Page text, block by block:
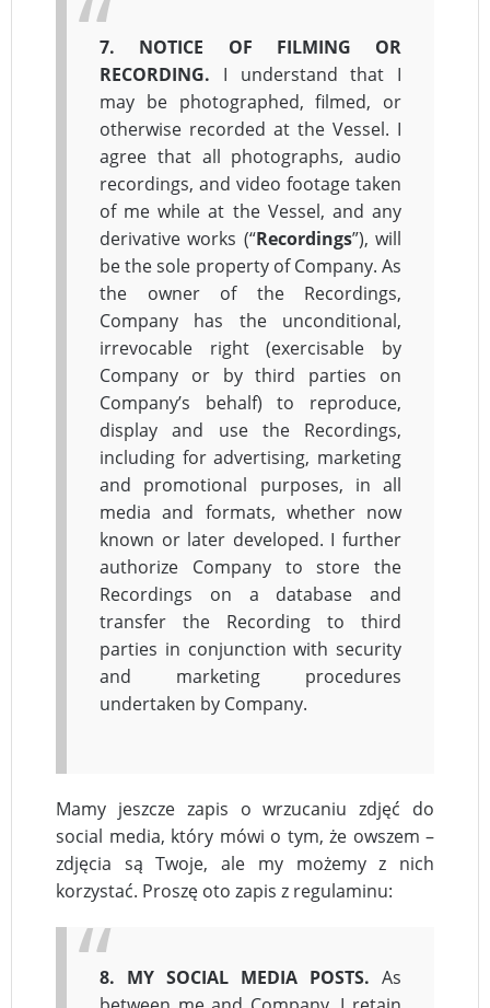
7. NOTICE OF FILMING OR
RECORDING. I understand that I
may be photographed, filmed, or
otherwise recorded at the Vessel. I
agree that all photographs, audio
recordings, and video footage taken
of me while at the Vessel, and any
derivative works (“Recordings”), will
be the sole property of Company. As
the owner of the Recordings,
Company has the unconditional,
irrevocable right (exercisable by
Company or by third parties on
Company’s behalf) to reproduce,
display and use the Recordings,
including for advertising, marketing
and promotional purposes, in all
media and formats, whether now
known or later developed. I further
authorize Company to store the
Recordings on a database and
transfer the Recording to third
parties in conjunction with security
and marketing procedures
undertaken by Company.
Mamy jeszcze zapis o wrzucaniu zdjęć do
social media, który mówi o tym, że owszem –
zdjęcia są Twoje, ale my możemy z nich
korzystać. Proszę oto zapis z regulaminu:
8. MY SOCIAL MEDIA POSTS. As